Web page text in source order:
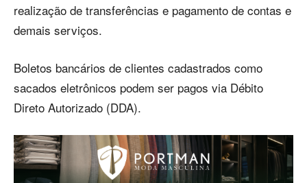
realização de transferências e pagamento de contas e
demais serviços.
Boletos bancários de clientes cadastrados como
sacados eletrônicos podem ser pagos via Débito
Direto Autorizado (DDA).